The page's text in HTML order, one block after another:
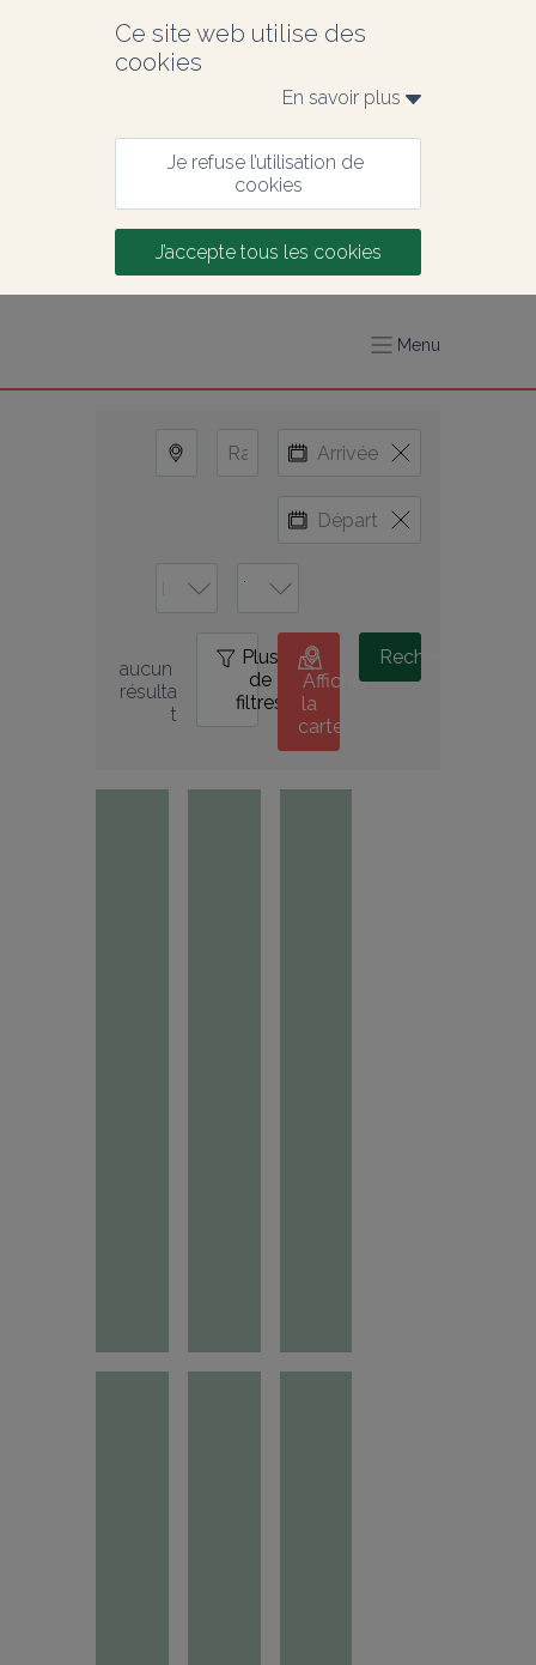
Ce site web utilise des
cookies
En savoir plus
Je refuse l’utilisation de
cookies
J’accepte tous les cookies
Menu
aucun
résulta
t
Plus
de
filtres
Afficher
la
carte
Rechercher